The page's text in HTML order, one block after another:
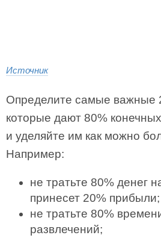
Источник
Определите самые важные
которые дают 80%
и уделяйте им как можно
Например:
не тратьте 80% денег
принесет 20% прибыли;
не тратьте 80%
развлечений;